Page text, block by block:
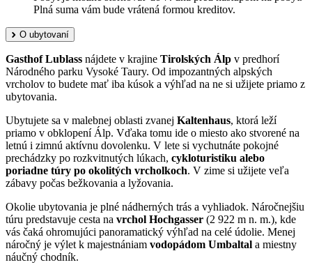
Plná suma vám bude vrátená formou kreditov.
O ubytovaní
Gasthof Lublass nájdete v krajine Tirolských Álp v predhorí
Národného parku Vysoké Taury. Od impozantných alpských
vrcholov to budete mať iba kúsok a výhľad na ne si užijete priamo z
ubytovania.
Ubytujete sa v malebnej oblasti zvanej Kaltenhaus, ktorá leží
priamo v obklopení Álp. Vďaka tomu ide o miesto ako stvorené na
letnú i zimnú aktívnu dovolenku. V lete si vychutnáte pokojné
prechádzky po rozkvitnutých lúkach, cykloturistiku alebo
poriadne túry po okolitých vrcholkoch. V zime si užijete veľa
zábavy počas bežkovania a lyžovania.
Okolie ubytovania je plné nádherných trás a vyhliadok. Náročnejšiu
túru predstavuje cesta na vrchol Hochgasser (2 922 m n. m.), kde
vás čaká ohromujúci panoramatický výhľad na celé údolie. Menej
náročný je výlet k majestnániam vodopádom Umbaltal a miestny
náučný chodník.